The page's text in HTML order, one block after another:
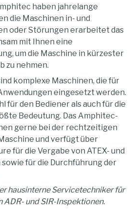
haben jahrelange
die Maschinen in- und
oder Störungen erarbeitet das
mit Ihnen eine
um die Maschine in kürzester
zu nehmen.
komplexe Maschinen, die für
eingesetzt werden.
für den Bediener als auch für die
Bedeutung. Das Amphitec-
gerne bei der rechtzeitigen
und verfügt über
für die Vergabe von ATEX- und
für die Durchführung der
hausinterne Servicetechniker für
ADR- und SIR-Inspektionen.